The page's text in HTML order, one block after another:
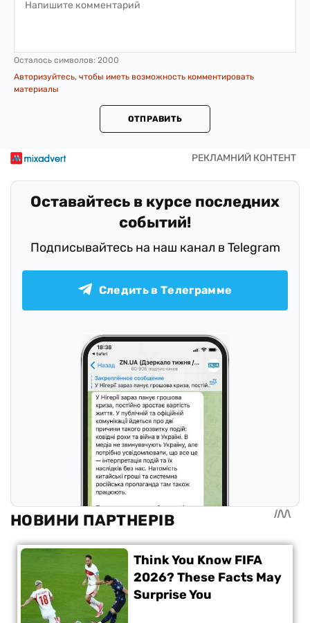
Осталось символов: 2000
Авторизуйтесь, чтобы иметь возможность комментировать
материалы
ОТПРАВИТЬ
Оставайтесь в курсе последних
событий!
Подписывайтесь на наш канал в Telegram
Следить в Телеграмме